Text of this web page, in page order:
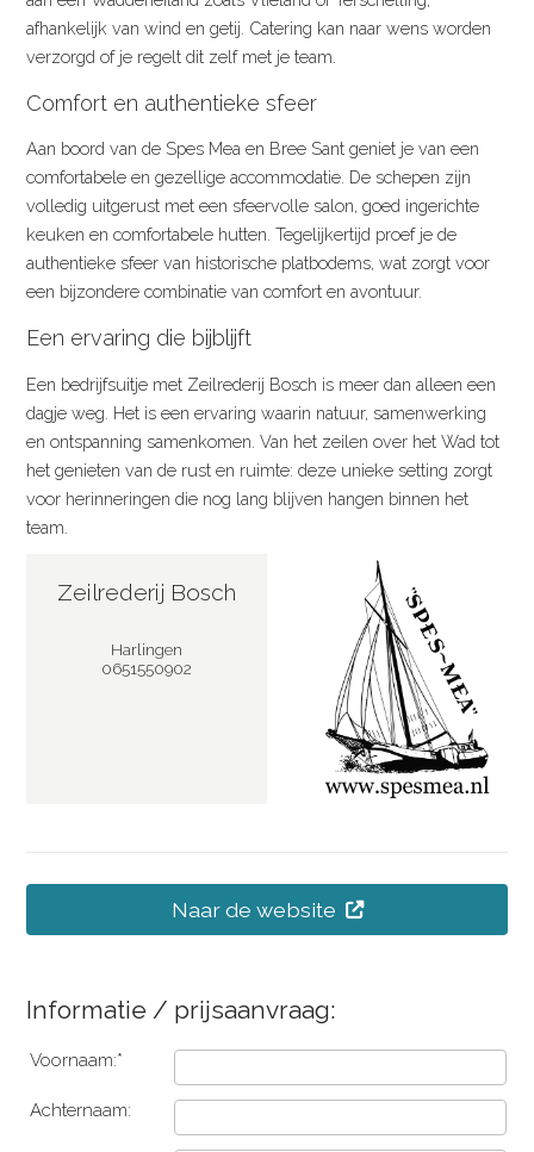
afhankelijk van wind en getij. Catering kan naar wens worden
verzorgd of je regelt dit zelf met je team.
Comfort en authentieke sfeer
Aan boord van de Spes Mea en Bree Sant geniet je van een
comfortabele en gezellige accommodatie. De schepen zijn
volledig uitgerust met een sfeervolle salon, goed ingerichte
keuken en comfortabele hutten. Tegelijkertijd proef je de
authentieke sfeer van historische platbodems, wat zorgt voor
een bijzondere combinatie van comfort en avontuur.
Een ervaring die bijblijft
Een bedrijfsuitje met Zeilrederij Bosch is meer dan alleen een
dagje weg. Het is een ervaring waarin natuur, samenwerking
en ontspanning samenkomen. Van het zeilen over het Wad tot
het genieten van de rust en ruimte: deze unieke setting zorgt
voor herinneringen die nog lang blijven hangen binnen het
team.
Zeilrederij Bosch
Harlingen
0651550902
Naar de website
Informatie / prijsaanvraag:
Voornaam:*
Achternaam: